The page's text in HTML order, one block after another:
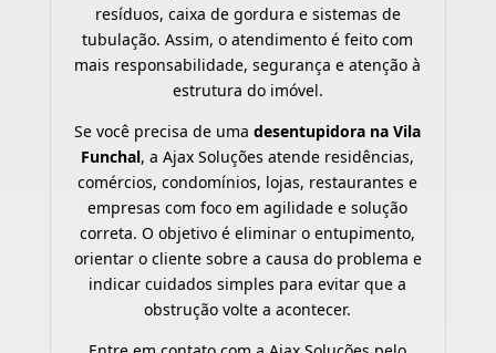
resíduos, caixa de gordura e sistemas de
tubulação. Assim, o atendimento é feito com
mais responsabilidade, segurança e atenção à
estrutura do imóvel.
Se você precisa de umadesentupidora na Vila
Funchal, a Ajax Soluções atende residências,
comércios, condomínios, lojas, restaurantes e
empresas com foco em agilidade e solução
correta. O objetivo é eliminar o entupimento,
orientar o cliente sobre a causa do problema e
indicar cuidados simples para evitar que a
obstrução volte a acontecer.